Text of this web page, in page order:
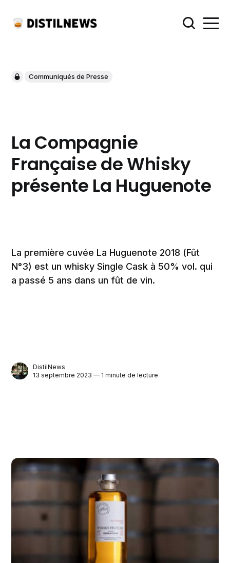
Communiqués de Presse
La Compagnie
Française de Whisky
présente La Huguenote
La première cuvée La Huguenote 2018 (Fût
N°3) est un whisky Single Cask à 50% vol. qui
a passé 5 ans dans un fût de vin.
DistilNews
13 septembre 2023 — 1 minute de lecture